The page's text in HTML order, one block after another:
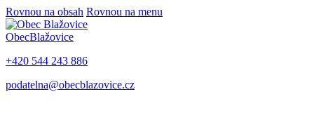
Rovnou na obsah Rovnou na menu
ObecBlažovice
+420 544 243 886
podatelna@obecblazovice.cz